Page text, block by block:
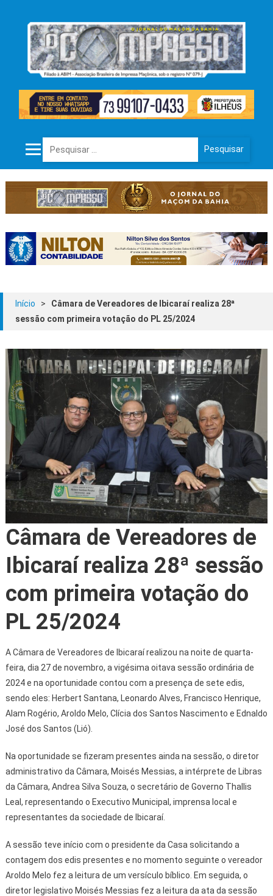
Pesquisar por:
Início >
Câmara de Vereadores de Ibicaraí realiza 28ª
sessão com primeira votação do PL 25/2024
Câmara de Vereadores de
Ibicaraí realiza 28ª sessão
com primeira votação do
PL 25/2024
A Câmara de Vereadores de Ibicaraí realizou na noite de quarta-
feira, dia 27 de novembro, a vigésima oitava sessão ordinária de
2024 e na oportunidade contou com a presença de sete edis,
sendo eles: Herbert Santana, Leonardo Alves, Francisco Henrique,
Alam Rogério, Aroldo Melo, Clícia dos Santos Nascimento e Ednaldo
José dos Santos (Lió).
Na oportunidade se fizeram presentes ainda na sessão, o diretor
administrativo da Câmara, Moisés Messias, a intérprete de Libras
da Câmara, Andrea Silva Souza, o secretário de Governo Thallis
Leal, representando o Executivo Municipal, imprensa local e
representantes da sociedade de Ibicaraí.
A sessão teve início com o presidente da Casa solicitando a
contagem dos edis presentes e no momento seguinte o vereador
Aroldo Melo fez a leitura de um versículo bíblico. Em seguida, o
diretor legislativo Moisés Messias fez a leitura da ata da sessão